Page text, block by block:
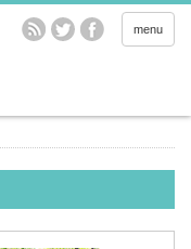
menu